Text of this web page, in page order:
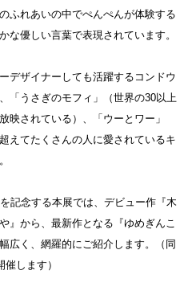
ふれあいの中でぺんぺんが体験する
な優しい言葉で表現されています。
デザイナーしても活躍するコンドウ
「うさぎのモフィ」（世界の30以上
映されている）、「ウーとワー」
えてたくさんの人に愛されているキ
記念する本展では、デビュー作『木
から、最新作となる『ゆめぎんこ
広く、網羅的にご紹介します。（同
します）